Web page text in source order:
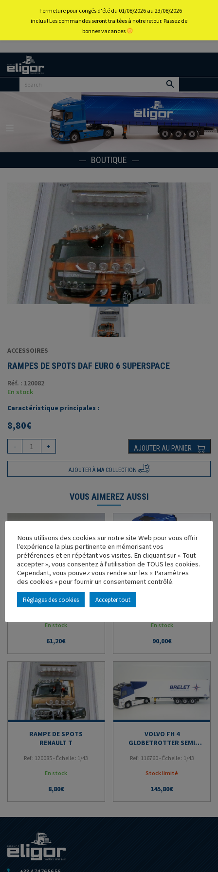
Retour
BOUTIQUE
ACCESSOIRES
RAMPES DE SPOTS DAF EURO 6 SUPERSPACE
Réf. : 120082
En stock
Caractéristique principales :
8,80€
- + AJOUTER AU PANIER
AJOUTER À MA COLLECTION
VOUS AIMEREZ AUSSI
RENAULT MASTER PHASE 2
(2019) BLANC MINERAL
Ref : 116674 - Échelle : 1/43
En stock
61,20€
TRACTEUR IVECO S-WAY
Ref : 116668 - Échelle : 1/43
En stock
90,00€
RAMPE DE SPOTS
RENAULT T
Ref : 120085 - Échelle : 1/43
En stock
8,80€
VOLVO FH 4
GLOBETROTTER SEMI
Ref : 116760 - Échelle : 1/43
Stock limité
145,80€
Nous utilisons des cookies sur notre site Web pour vous offrir
l'expérience la plus pertinente en mémorisant vos
préférences et en répétant vos visites. En cliquant sur « Tout
accepter », vous consentez à l'utilisation de TOUS les cookies.
Cependant, vous pouvez vous rendre sur les « Paramètres
des cookies » pour fournir un consentement contrôlé.
Réglages des cookies Accepter tout
Fermeture pour congés d'été du 01/08/2026 au 23/08/2026
inclus ! Les commandes seront traitées à notre retour. Passez de
bonnes vacances